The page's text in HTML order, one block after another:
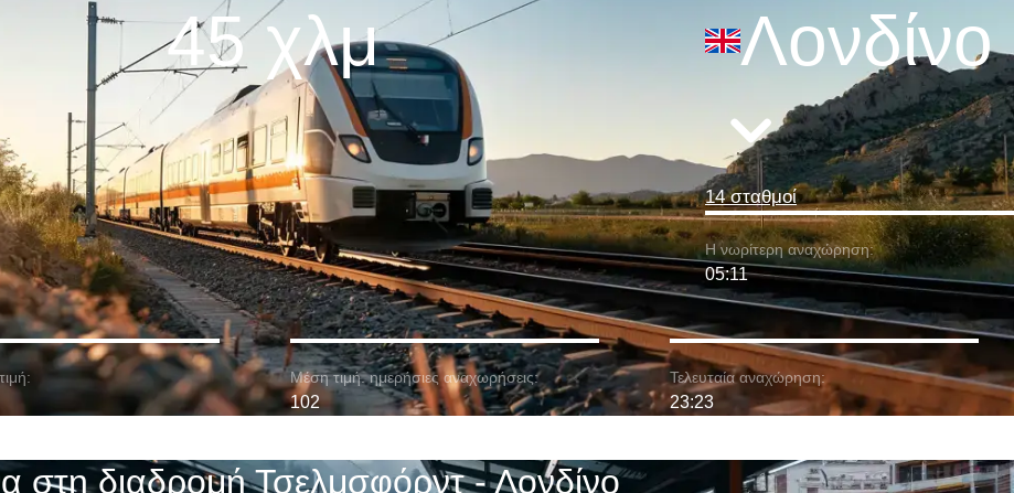
45 χλμ Λονδίνο
14 σταθμοί
Η νωρίτερη αναχώρηση:
05:11
Μέση τιμή. ημερήσιες αναχωρήσεις:
102
Τελευταία αναχώρηση:
23:23
στη διαδρομή Τσελμσφόρντ - Λονδίνο